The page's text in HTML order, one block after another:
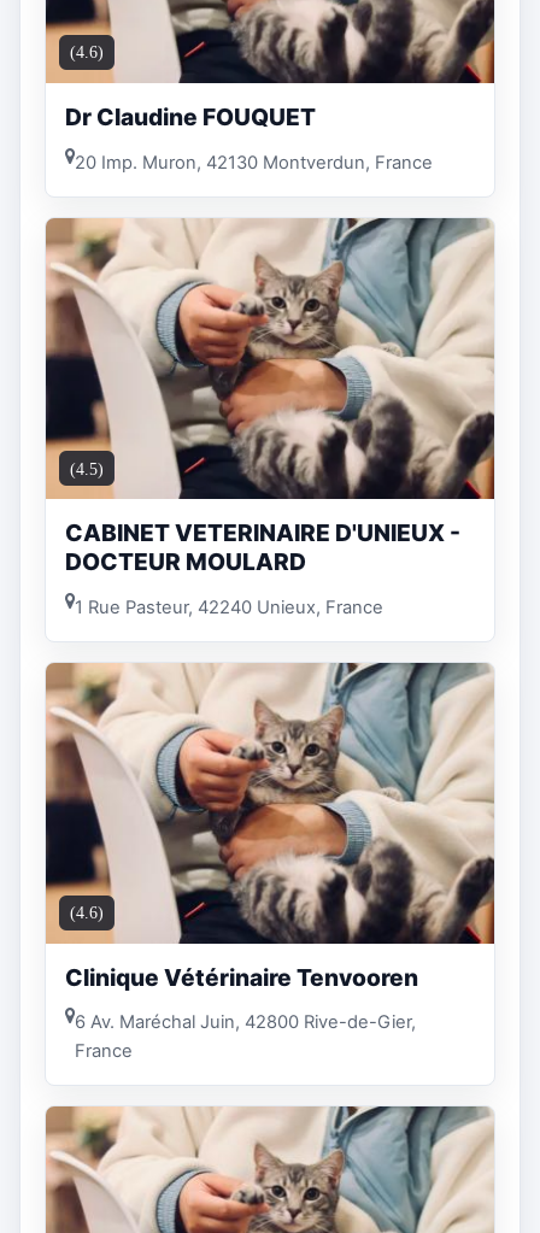
(4.6)
Dr Claudine FOUQUET
20 Imp. Muron, 42130 Montverdun, France
(4.5)
CABINET VETERINAIRE D'UNIEUX -
DOCTEUR MOULARD
1 Rue Pasteur, 42240 Unieux, France
(4.6)
Clinique Vétérinaire Tenvooren
6 Av. Maréchal Juin, 42800 Rive-de-Gier,
France